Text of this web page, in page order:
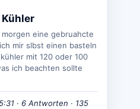
eine gebruahcte
mir slbst einen basteln
mit 120 oder 100
ich beachten sollte
· 6 Antworten · 135